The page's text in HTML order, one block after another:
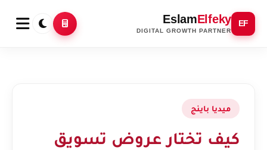
EF
EslamElfeky
DIGITAL GROWTH PARTNER
ميديا باينج
كيف تختار عروض تسويق